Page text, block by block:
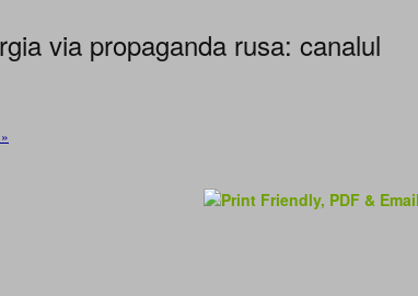
via propaganda rusa: canalul